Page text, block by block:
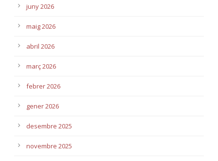
juny 2026
maig 2026
abril 2026
març 2026
febrer 2026
gener 2026
desembre 2025
novembre 2025